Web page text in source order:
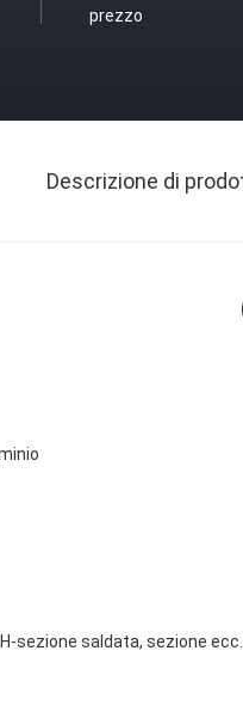
prezzo
Descrizione di
sezione saldata, sezione ecc.